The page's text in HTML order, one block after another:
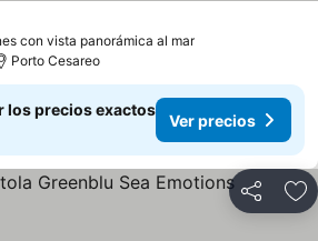
con vista panorámica al mar
Porto Cesareo
los precios exactos
Ver precios
Compartir